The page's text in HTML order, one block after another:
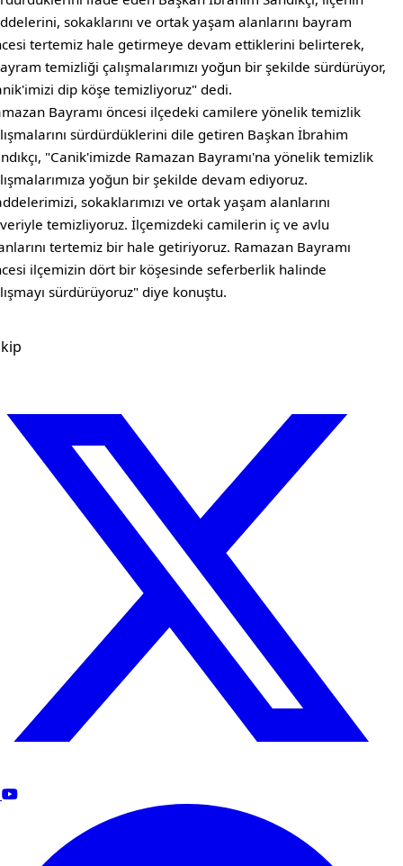
sokaklarını ve ortak yaşam alanlarını bayram
tertemiz hale getirmeye devam ettiklerini belirterek,
temizliği çalışmalarımızı yoğun bir şekilde sürdürüyor,
dip köşe temizliyoruz" dedi.
Bayramı öncesi ilçedeki camilere yönelik temizlik
sürdürdüklerini dile getiren Başkan İbrahim
"Canik'imizde Ramazan Bayramı'na yönelik temizlik
yoğun bir şekilde devam ediyoruz.
sokaklarımızı ve ortak yaşam alanlarını
temizliyoruz. İlçemizdeki camilerin iç ve avlu
tertemiz bir hale getiriyoruz. Ramazan Bayramı
ilçemizin dört bir köşesinde seferberlik halinde
sürdürüyoruz" diye konuştu.